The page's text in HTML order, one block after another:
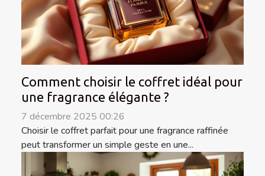
Comment choisir le coffret idéal pour
une fragrance élégante ?
7 décembre 2025 00:26
Choisir le coffret parfait pour une fragrance raffinée
peut transformer un simple geste en une...